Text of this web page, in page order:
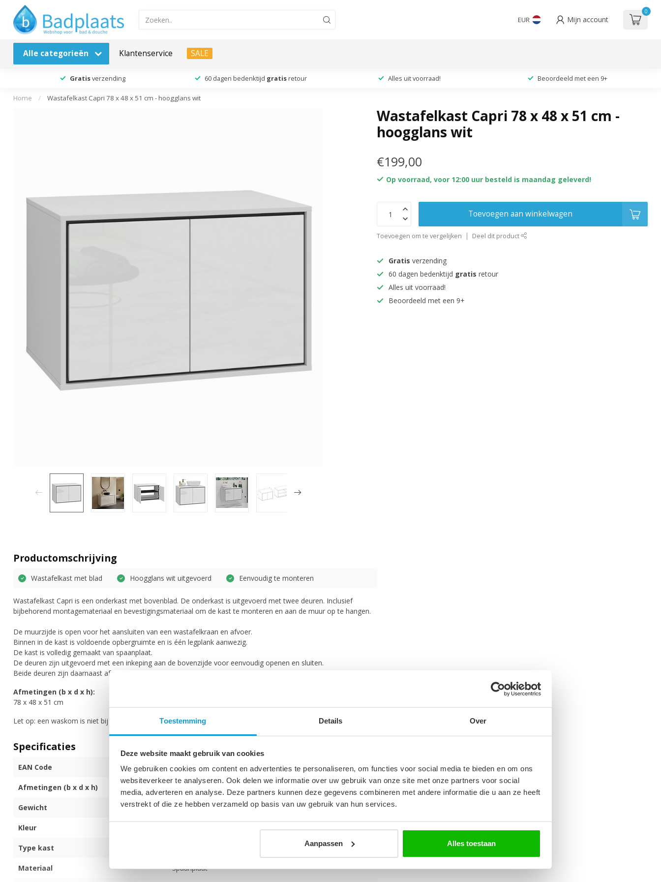
Toestemming Details Over
Deze website maakt gebruik van cookies
We gebruiken cookies om content en advertenties te personaliseren, om functies voor social media te bieden en om ons
websiteverkeer te analyseren. Ook delen we informatie over uw gebruik van onze site met onze partners voor social
media, adverteren en analyse. Deze partners kunnen deze gegevens combineren met andere informatie die u aan ze heeft
verstrekt of die ze hebben verzameld op basis van uw gebruik van hun services.
Aanpassen Alles toestaan
EUR Mijn account
0
Alle categorieën Klantenservice SALE
Gratisverzending 60 dagen bedenktijd gratis retour Alles uit voorraad! Beoordeeld met een 9+
Home / Wastafelkast Capri 78 x 48 x 51 cm - hoogglans wit
Wastafelkast Capri 78 x 48 x 51 cm -
hoogglans wit
€199,00
Op voorraad, voor 12:00 uur besteld is maandag geleverd!
Toevoegen aan winkelwagen
Toevoegen om te vergelijken Deel dit product
Gratis verzending
60 dagen bedenktijd gratis retour
Alles uit voorraad!
Beoordeeld met een 9+
Productomschrijving
Wastafelkast met blad Hoogglans wit uitgevoerd Eenvoudig te monteren
Wastafelkast Capri is een onderkast met bovenblad. De onderkast is uitgevoerd met twee deuren. Inclusief
bijbehorend montagemateriaal en bevestigingsmateriaal om de kast te monteren en aan de muur op te hangen.
De muurzijde is open voor het aansluiten van een wastafelkraan en afvoer.
Binnen in de kast is voldoende opbergruimte en is één legplank aanwezig.
De kast is volledig gemaakt van spaanplaat.
De deuren zijn uitgevoerd met een inkeping aan de bovenzijde voor eenvoudig openen en sluiten.
Beide deuren zijn daarnaast afgesteld met soft-close.
Afmetingen (b x d x h):
78 x 48 x 51 cm
Let op: een waskom is niet bij set inbegrepen en ook niet los te bestellen.
Specificaties
EAN Code 8720171739821
Afmetingen (b x d x h) 78 x 48 x 51 cm
Gewicht 23 kg
Kleur
Type kast
Materiaal Spaanplaat